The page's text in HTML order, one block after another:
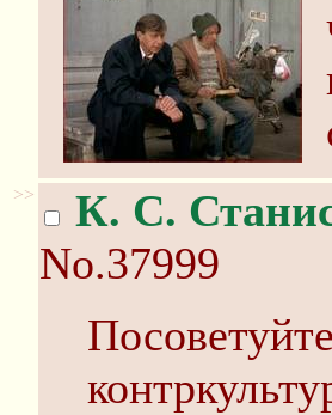
>> К. С.
No.37999